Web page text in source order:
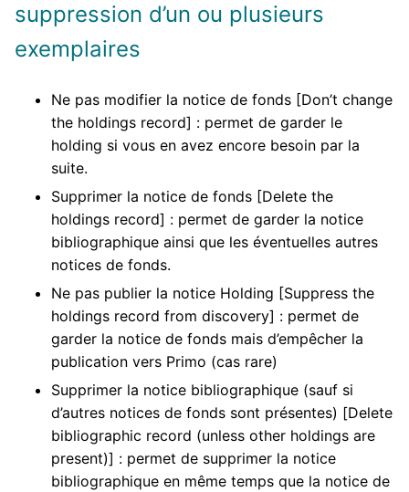
suppression d’un ou plusieurs
exemplaires
Ne pas modifier la notice de fonds [Don’t change
the holdings record] : permet de garder le
holding si vous en avez encore besoin par la
suite.
Supprimer la notice de fonds [Delete the
holdings record] : permet de garder la notice
bibliographique ainsi que les éventuelles autres
notices de fonds.
Ne pas publier la notice Holding [Suppress the
holdings record from discovery] : permet de
garder la notice de fonds mais d’empêcher la
publication vers Primo (cas rare)
Supprimer la notice bibliographique (sauf si
d’autres notices de fonds sont présentes) [Delete
bibliographic record (unless other holdings are
present)] : permet de supprimer la notice
bibliographique en même temps que la notice de